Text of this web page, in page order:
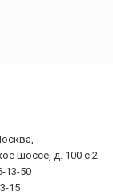
шоссе, д. 100 с.2
13-50
15